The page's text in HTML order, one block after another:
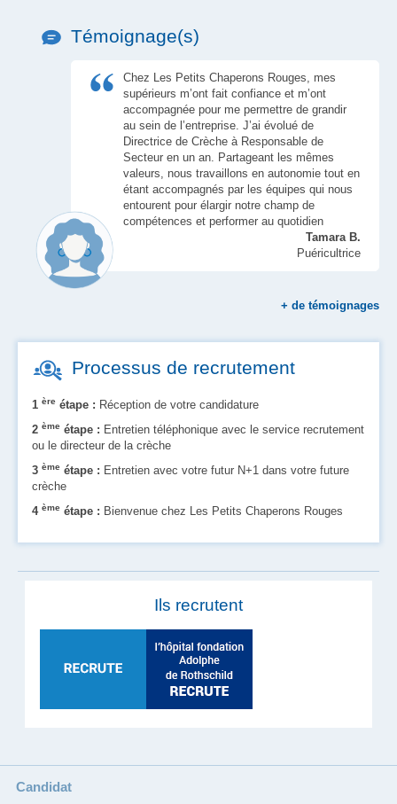
Témoignage(s)
Chez Les Petits Chaperons Rouges, mes
supérieurs m’ont fait confiance et m’ont
accompagnée pour me permettre de grandir
au sein de l’entreprise. J’ai évolué de
Directrice de Crèche à Responsable de
Secteur en un an. Partageant les mêmes
valeurs, nous travaillons en autonomie tout en
étant accompagnés par les équipes qui nous
entourent pour élargir notre champ de
compétences et performer au quotidien
Tamara B.
Puéricultrice
+ de témoignages
Processus de recrutement
1 ère étape : Réception de votre candidature
2 ème étape : Entretien téléphonique avec le service recrutement
ou le directeur de la crèche
3 ème étape : Entretien avec votre futur N+1 dans votre future
crèche
4 ème étape : Bienvenue chez Les Petits Chaperons Rouges
Ils recrutent
Candidat